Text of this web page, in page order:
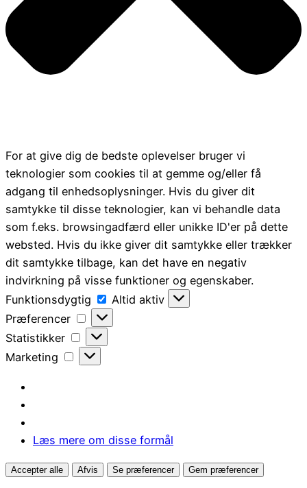
For at give dig de bedste oplevelser bruger vi
teknologier som cookies til at gemme og/eller få
adgang til enhedsoplysninger. Hvis du giver dit
samtykke til disse teknologier, kan vi behandle data
som f.eks. browsingadfærd eller unikke ID'er på dette
websted. Hvis du ikke giver dit samtykke eller trækker
dit samtykke tilbage, kan det have en negativ
indvirkning på visse funktioner og egenskaber.
Funktionsdygtig
Funktionsdygtig
Altid aktiv
Præferencer
Præferencer
Statistikker
Statistikker
Marketing
Marketing
Læs mere om disse formål
Accepter alle Afvis Se præferencer Gem præferencer